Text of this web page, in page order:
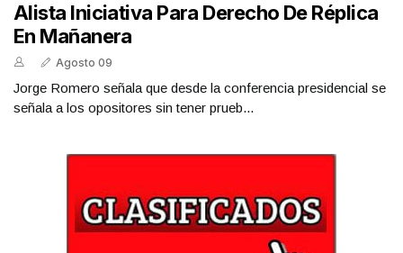
Alista Iniciativa Para Derecho De Réplica
En Mañanera
Agosto 09
Jorge Romero señala que desde la conferencia presidencial se
señala a los opositores sin tener prueb...